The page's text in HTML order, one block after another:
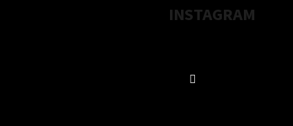
INSTAGRAM